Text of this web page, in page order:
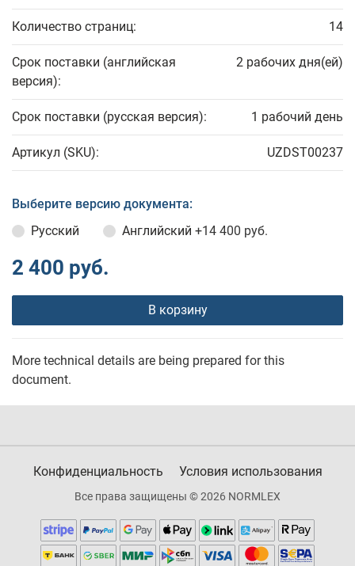
Количество страниц: 14
Срок поставки (английская
версия):
2 рабочих дня(ей)
Срок поставки (русская версия): 1 рабочий день
Артикул (SKU): UZDST00237
Выберите версию документа:
Русский
Английский +14 400 руб.
2 400 руб.
В корзину
More technical details are being prepared for this
document.
Конфиденциальность Условия использования
Все права защищены © 2026 NORMLEX